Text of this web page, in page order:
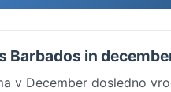
Barbados in
v December dosledno